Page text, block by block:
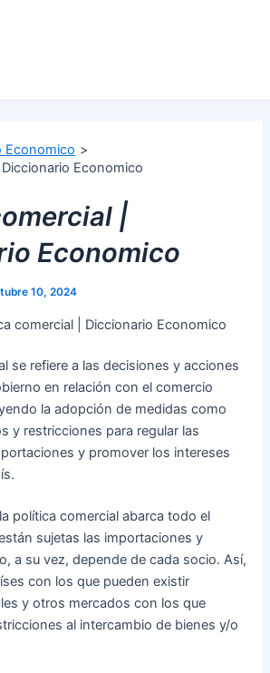
Economico
Economico
|
Economico
10, 2024
comercial | Diccionario Economico
se refiere a las decisiones y acciones
en relación con el comercio
la adopción de medidas como
y restricciones para regular las
y promover los intereses
política comercial abarca todo el
sujetas las importaciones y
a su vez, depende de cada socio. Así,
con los que pueden existir
y otros mercados con los que
al intercambio de bienes y/o